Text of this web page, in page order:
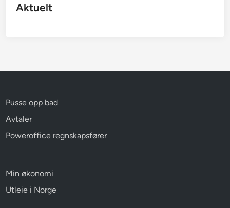
Aktuelt
Pusse opp bad
Avtaler
Poweroffice regnskapsfører
Min økonomi
Utleie i Norge